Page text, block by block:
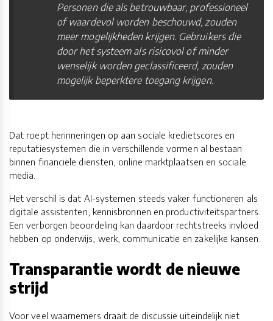
Personen die als betrouwbaar, professioneel
of waardevol worden beschouwd, zouden
meer mogelijkheden krijgen. Gebruikers die
door het systeem als risicovol of minder
wenselijk worden geclassificeerd, zouden
mogelijk beperktere toegang krijgen.
Dat roept herinneringen op aan sociale kredietscores en
reputatiesystemen die in verschillende vormen al bestaan
binnen financiële diensten, online marktplaatsen en sociale
media.
Het verschil is dat AI-systemen steeds vaker functioneren als
digitale assistenten, kennisbronnen en productiviteitspartners.
Een verborgen beoordeling kan daardoor rechtstreeks invloed
hebben op onderwijs, werk, communicatie en zakelijke kansen.
Transparantie wordt de nieuwe
strijd
Voor veel waarnemers draait de discussie uiteindelijk niet